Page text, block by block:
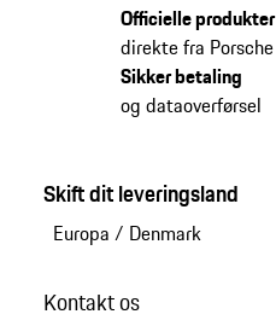
Officielle produkter
direkte fra Porsche
Sikker betaling
og dataoverførsel
Skift dit leveringsland
Europa / Denmark
Kontakt os